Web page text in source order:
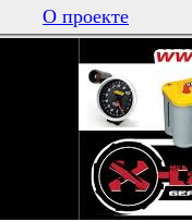
О проекте